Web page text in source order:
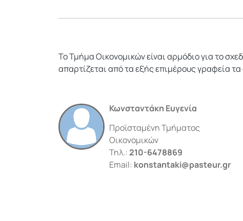
Το Τμήμα Οικονομικών είναι αρμόδιο για το
απαρτίζεται από τα εξής επιμέρους γραφεία τα
Κωνσταντάκη Ευγενία
Προϊσταμένη Τμήματος
Οικονομικών
Τηλ.: 210-6478869
Email: konstantaki@pasteur.gr